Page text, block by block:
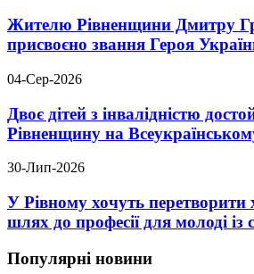
Жителю Рівненщини Дмитру
присвоєно звання Героя
04-Сер-2026
Двоє дітей з інвалідністю
Рівненщину на
30-Лип-2026
У Рівному хочуть перетворити
шлях до професії для молоді
Популярні новини